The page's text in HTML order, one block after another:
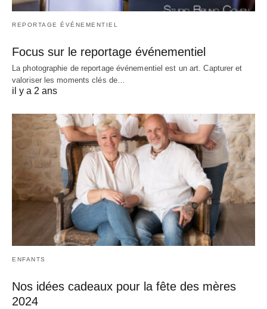
REPORTAGE ÉVÉNEMENTIEL
Focus sur le reportage événementiel
La photographie de reportage événementiel est un art. Capturer et
valoriser les moments clés de…
il y a 2 ans
ENFANTS
Nos idées cadeaux pour la fête des mères
2024